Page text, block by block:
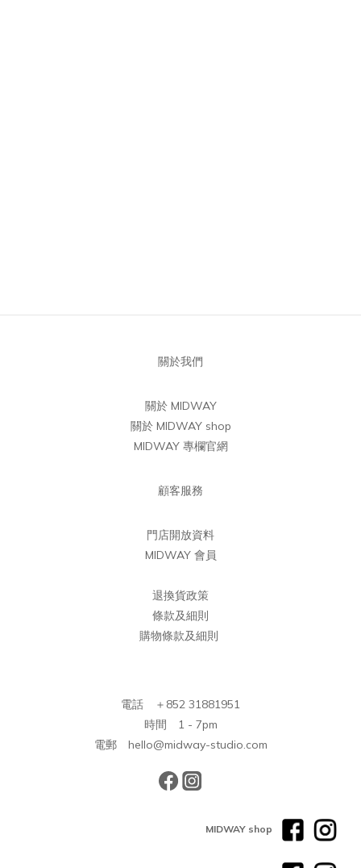
關於我們
關於 MIDWAY
關於 MIDWAY shop
MIDWAY 專欄官網
顧客服務
門店開放資料
MIDWAY 會員
退換貨政策
條款及細則
購物條款及細則
電話 ＋852 31881951
時間 1 - 7pm
電郵 hello@midway-studio.com
MIDWAY shop